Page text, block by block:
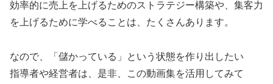
効率的に売上を上げるためのストラテジー構築や、集客力
を上げるために学べることは、たくさんあります。
なので、「儲かっている」という状態を作り出したい
指導者や経営者は、是非、この動画集を活用してみて